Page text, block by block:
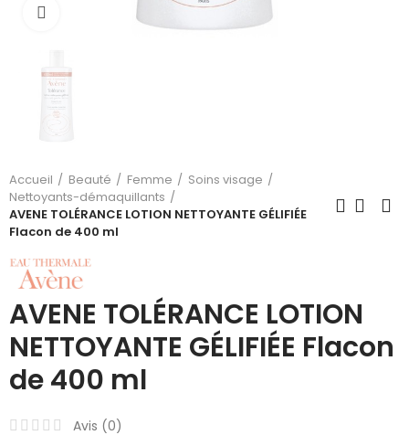
Cliquez pour agrandir
Accueil Beauté Femme
Soins visage
Nettoyants-démaquillants
AVENE TOLÉRANCE LOTION NETTOYANTE GÉLIFIÉE
Flacon de 400 ml
AVENE TOLÉRANCE LOTION
NETTOYANTE GÉLIFIÉE Flacon
de 400 ml
Avis (0)